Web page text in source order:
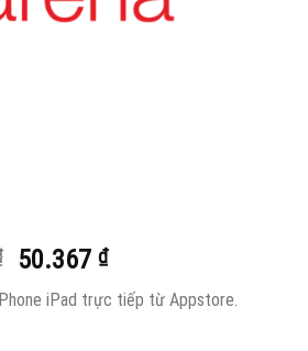
Giá
gốc
là:
50.367₫Giá
hiện
tại
iPad trực tiếp từ Appstore.